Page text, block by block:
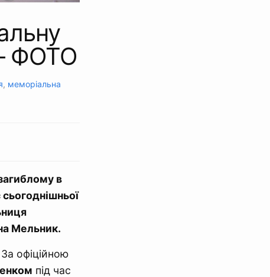
ФОТО
, меморіальна
в
сьогоднішньої
Мельник.
офіційною
під час